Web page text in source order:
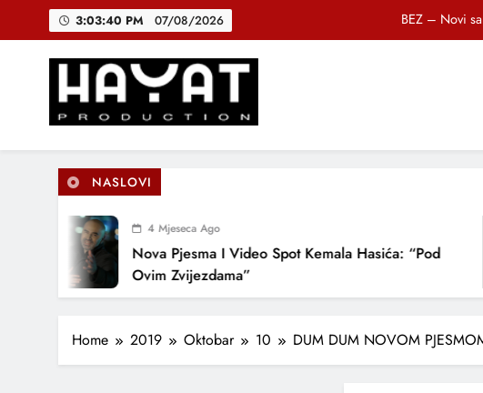
3:03:41 PM 07/08/2026
BEZ – Novi
DJEČIJI HOR
DJEČIJI HOR
Hayat Production
Promocija domaće muzike
NASLOVI
4 Mjeseca Ago
Nova Pjesma I Video Spot Kemala Hasića: “Pod
Ovim Zvijezdama”
Home 2019 Oktobar 10 DUM DUM NOVOM